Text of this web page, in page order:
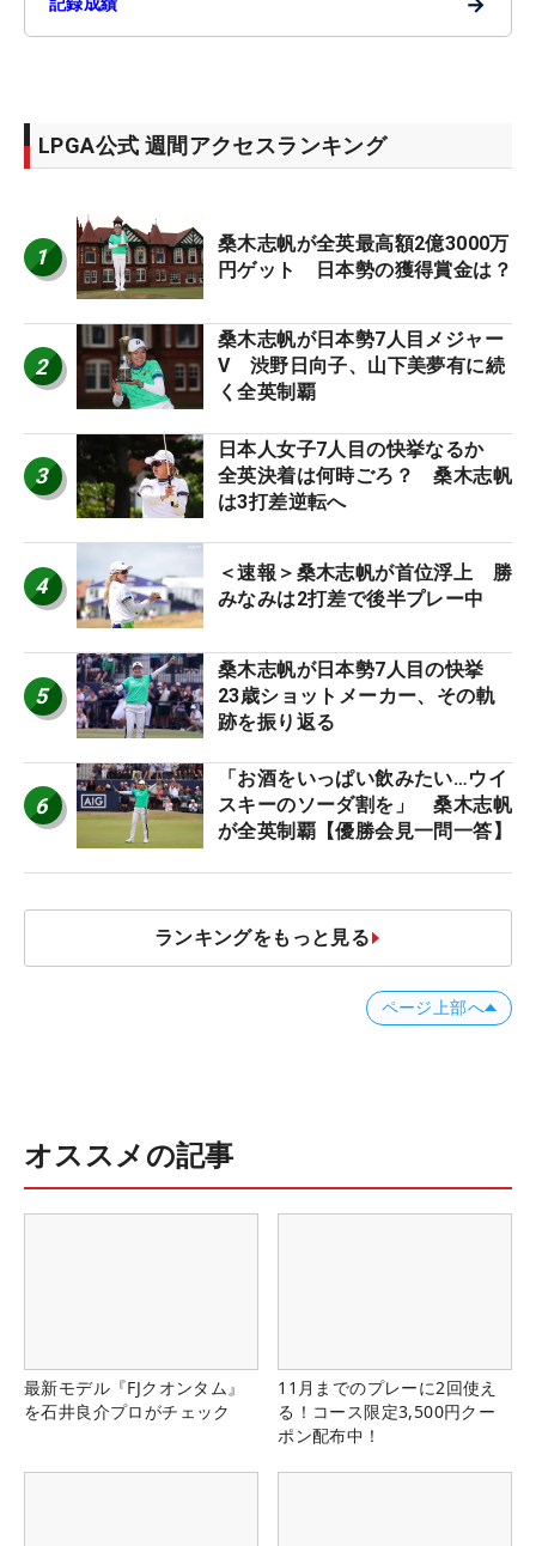
記録成績
LPGA公式 週間アクセスランキング
1
桑木志帆が全英最高額2億3000万
円ゲット 日本勢の獲得賞金は？
2
桑木志帆が日本勢7人目メジャー
V 渋野日向子、山下美夢有に続
く全英制覇
3
日本人女子7人目の快挙なるか
全英決着は何時ごろ？ 桑木志帆
は3打差逆転へ
4
＜速報＞桑木志帆が首位浮上 勝
みなみは2打差で後半プレー中
5
桑木志帆が日本勢7人目の快挙
23歳ショットメーカー、その軌
跡を振り返る
6
「お酒をいっぱい飲みたい…ウイ
スキーのソーダ割を」 桑木志帆
が全英制覇【優勝会見一問一答】
ランキングをもっと見る
ページ上部へ
オススメの記事
最新モデル『FJクオンタム』
を石井良介プロがチェック
11月までのプレーに2回使え
る！コース限定3,500円クー
ポン配布中！